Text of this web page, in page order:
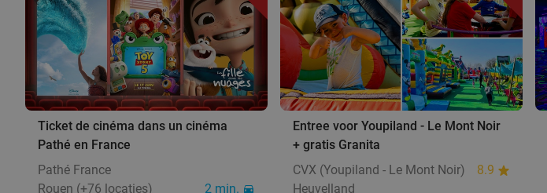
Ticket de cinéma dans un cinéma
Pathé en France
Pathé France
Rouen (+76 locaties)
2 min.
Entree voor Youpiland - Le Mont Noir
+ gratis Granita
CVX (Youpiland - Le Mont Noir)
8.9
Heuvelland